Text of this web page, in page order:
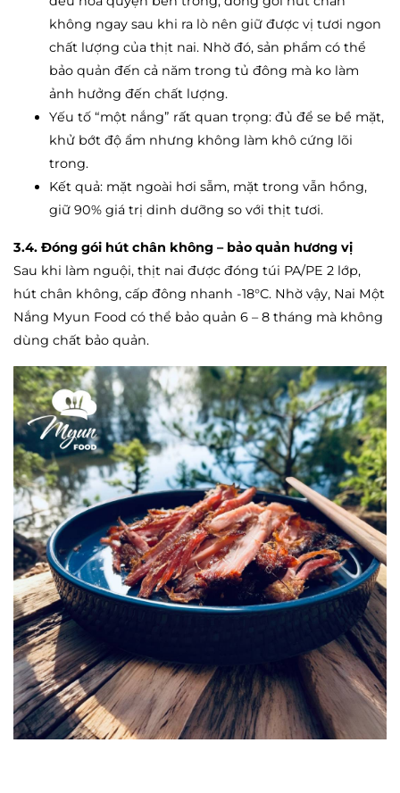
không ngay sau khi ra lò nên giữ được vị tươi ngon
chất lượng của thịt nai. Nhờ đó, sản phẩm có thể
bảo quản đến cả năm trong tủ đông mà ko làm
ảnh hưởng đến chất lượng.
Yếu tố “một nắng” rất quan trọng: đủ để se bề mặt,
khử bớt độ ẩm nhưng không làm khô cứng lõi
trong.
Kết quả: mặt ngoài hơi sẫm, mặt trong vẫn hồng,
giữ 90% giá trị dinh dưỡng so với thịt tươi.
3.4. Đóng gói hút chân không – bảo quản hương vị
Sau khi làm nguội, thịt nai được đóng túi PA/PE 2 lớp,
hút chân không, cấp đông nhanh -18°C. Nhờ vậy, Nai Một
Nắng Myun Food có thể bảo quản 6 – 8 tháng mà không
dùng chất bảo quản.